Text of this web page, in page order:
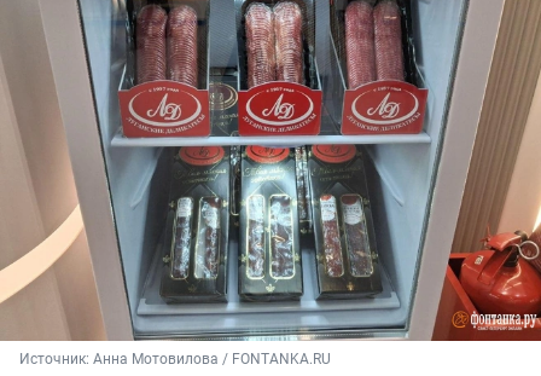
Источник: Анна Мотовилова / FONTANKA.RU